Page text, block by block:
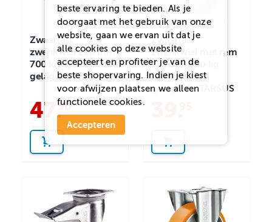
Zwaarlast
zwenkwiel 200 mm
700 kg nylon dubbel
gelagerd - TARSUS
47 .
50
Zwaarlast
zwenkwiel met rem
125 mm 400 kg
nylon dubbel
gelagerd - TARSUS
beste ervaring te bieden. Als je
doorgaat met het gebruik van onze
website, gaan we ervan uit dat je
alle cookies op deze website
accepteert en profiteer je van de
beste shopervaring. Indien je kiest
voor afwijzen plaatsen we alleen
functionele cookies.
Accepteren